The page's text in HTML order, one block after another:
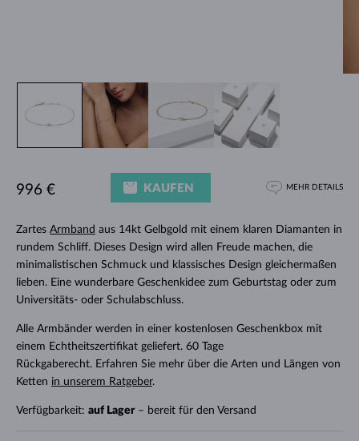
Zartes Armband aus 14kt Gelbgold mit einem klaren Diamanten in
rundem Schliff. Dieses Design wird allen Freude machen, die
minimalistischen Schmuck und klassisches Design gleichermaßen
lieben. Eine wunderbare Geschenkidee zum Geburtstag oder zum
Universitäts- oder Schulabschluss.
Alle Armbänder werden in einer kostenlosen Geschenkbox mit
einem Echtheitszertifikat geliefert. 60 Tage
Rückgaberecht. Erfahren Sie mehr über die Arten und Längen von
Ketten in unserem Ratgeber.
Verfügbarkeit: auf Lager– bereit für den Versand
996 € KAUFEN MEHR DETAILS